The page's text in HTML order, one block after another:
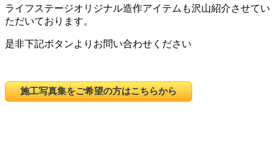
ライフステージオリジナル造作アイテムも沢山紹介させてい
ただいております。
是非下記ボタンよりお問い合わせください
施工写真集をご希望の方はこちらから